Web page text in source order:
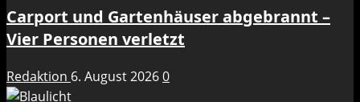
Carport und Gartenhäuser abgebrannt –
Vier Personen verletzt
Redaktion 6. August 20260